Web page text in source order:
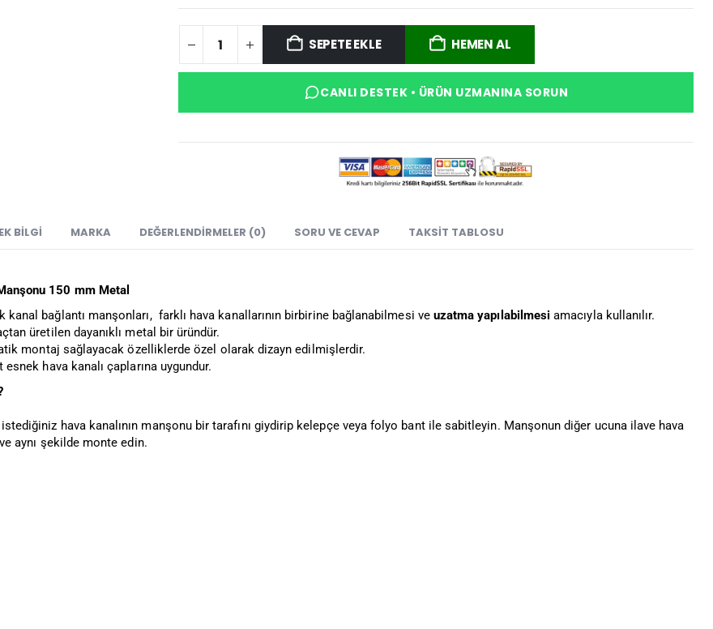
SEPETE EKLE HEMEN AL
CANLI DESTEK • ÜRÜN UZMANINA SORUN
EK BILGI MARKA DEĞERLENDIRMELER (0) SORU VE CEVAP TAKSIT TABLOSU
150 mm Metal
kanal bağlantı manşonları, farklı hava kanallarının birbirine bağlanabilmesi ve uzatma yapılabilmesi amacıyla kullanılır.
üretilen dayanıklı metal bir üründür.
montaj sağlayacak özelliklerde özel olarak dizayn edilmişlerdir.
hava kanalı çaplarına uygundur.
hava kanalının manşonu bir tarafını giydirip kelepçe veya folyo bant ile sabitleyin. Manşonun diğer ucuna ilave hava
aynı şekilde monte edin.